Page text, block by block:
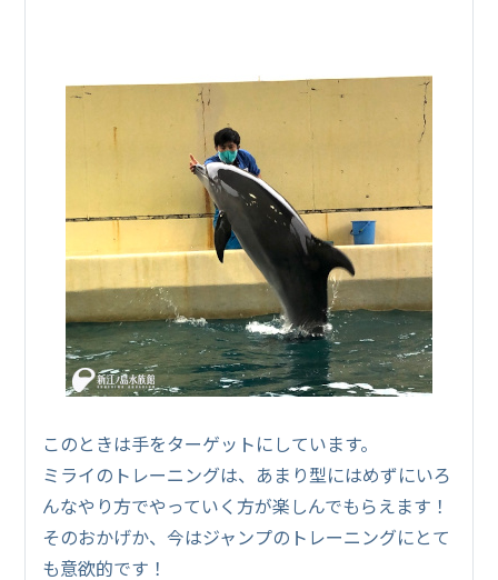
このときは手をターゲットにしています。
ミライのトレーニングは、あまり型にはめずにいろ
んなやり方でやっていく方が楽しんでもらえます！
そのおかげか、今はジャンプのトレーニングにとて
も意欲的です！